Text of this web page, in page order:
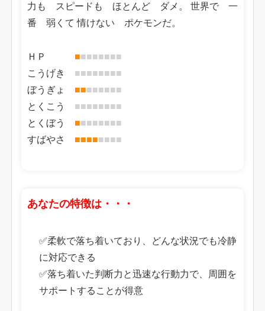
力も スピードも ほとんど ダメ。 世界で 一
番 弱くて 情けない ポケモンだ。
ＨＰ ■■■■■■■■
こうげき ■■■■■■■■
ぼうぎょ ■■■■■■■■
とくこう ■■■■■■■■
とくぼう ■■■■■■■■
すばやさ ■■■■■■■■
あなたの特徴は・・・
✅柔軟で落ち着いており、どんな状況でも冷静
に対応できる
✅落ち着いた判断力と迅速な行動力で、周囲を
サポートすることが得意